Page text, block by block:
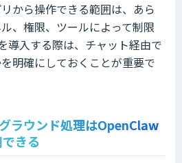
から操作できる範囲は、あら
、権限、ツールによって制限
導入する際は、チャット経由で
明確にしておくことが重要で
ラウンド処理はOpenClaw
きる